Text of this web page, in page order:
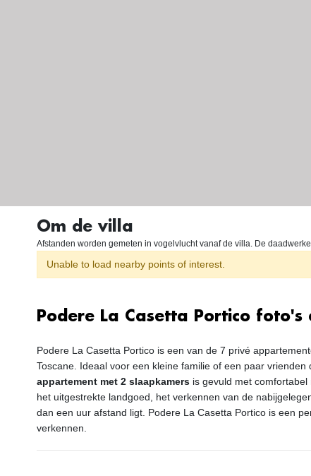
Om de villa
Afstanden worden gemeten in vogelvlucht vanaf de villa. De
Unable to load nearby points of interest.
Podere La Casetta Portico foto's
Podere La Casetta Portico is een van de 7 privé
Toscane. Ideaal voor een kleine familie of een paar
appartement met 2 slaapkamers is gevuld met
het uitgestrekte landgoed, het verkennen van de
dan een uur afstand ligt. Podere La Casetta Portico is een
verkennen.